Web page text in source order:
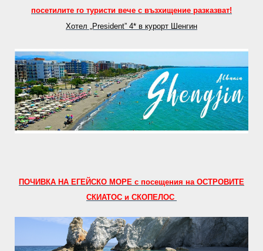
посетилите го туристи вече с възхищение разказват!
Хотел „President” 4* в курорт Шенгин
ПОЧИВКА НА ЕГЕЙСКО МОРЕ с посещения на ОСТРОВИТЕ
СКИАТОС и СКОПЕЛОС